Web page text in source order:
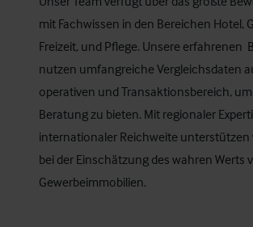
mit Fachwissen in den Bereichen Hotel,
Freizeit, und Pflege. Unsere erfahrenen
nutzen umfangreiche Vergleichsdaten
operativen und Transaktionsbereich,
Beratung zu bieten. Mit regionaler
internationaler Reichweite unterstützen
bei der Einschätzung des wahren Werts
Gewerbeimmobilien.